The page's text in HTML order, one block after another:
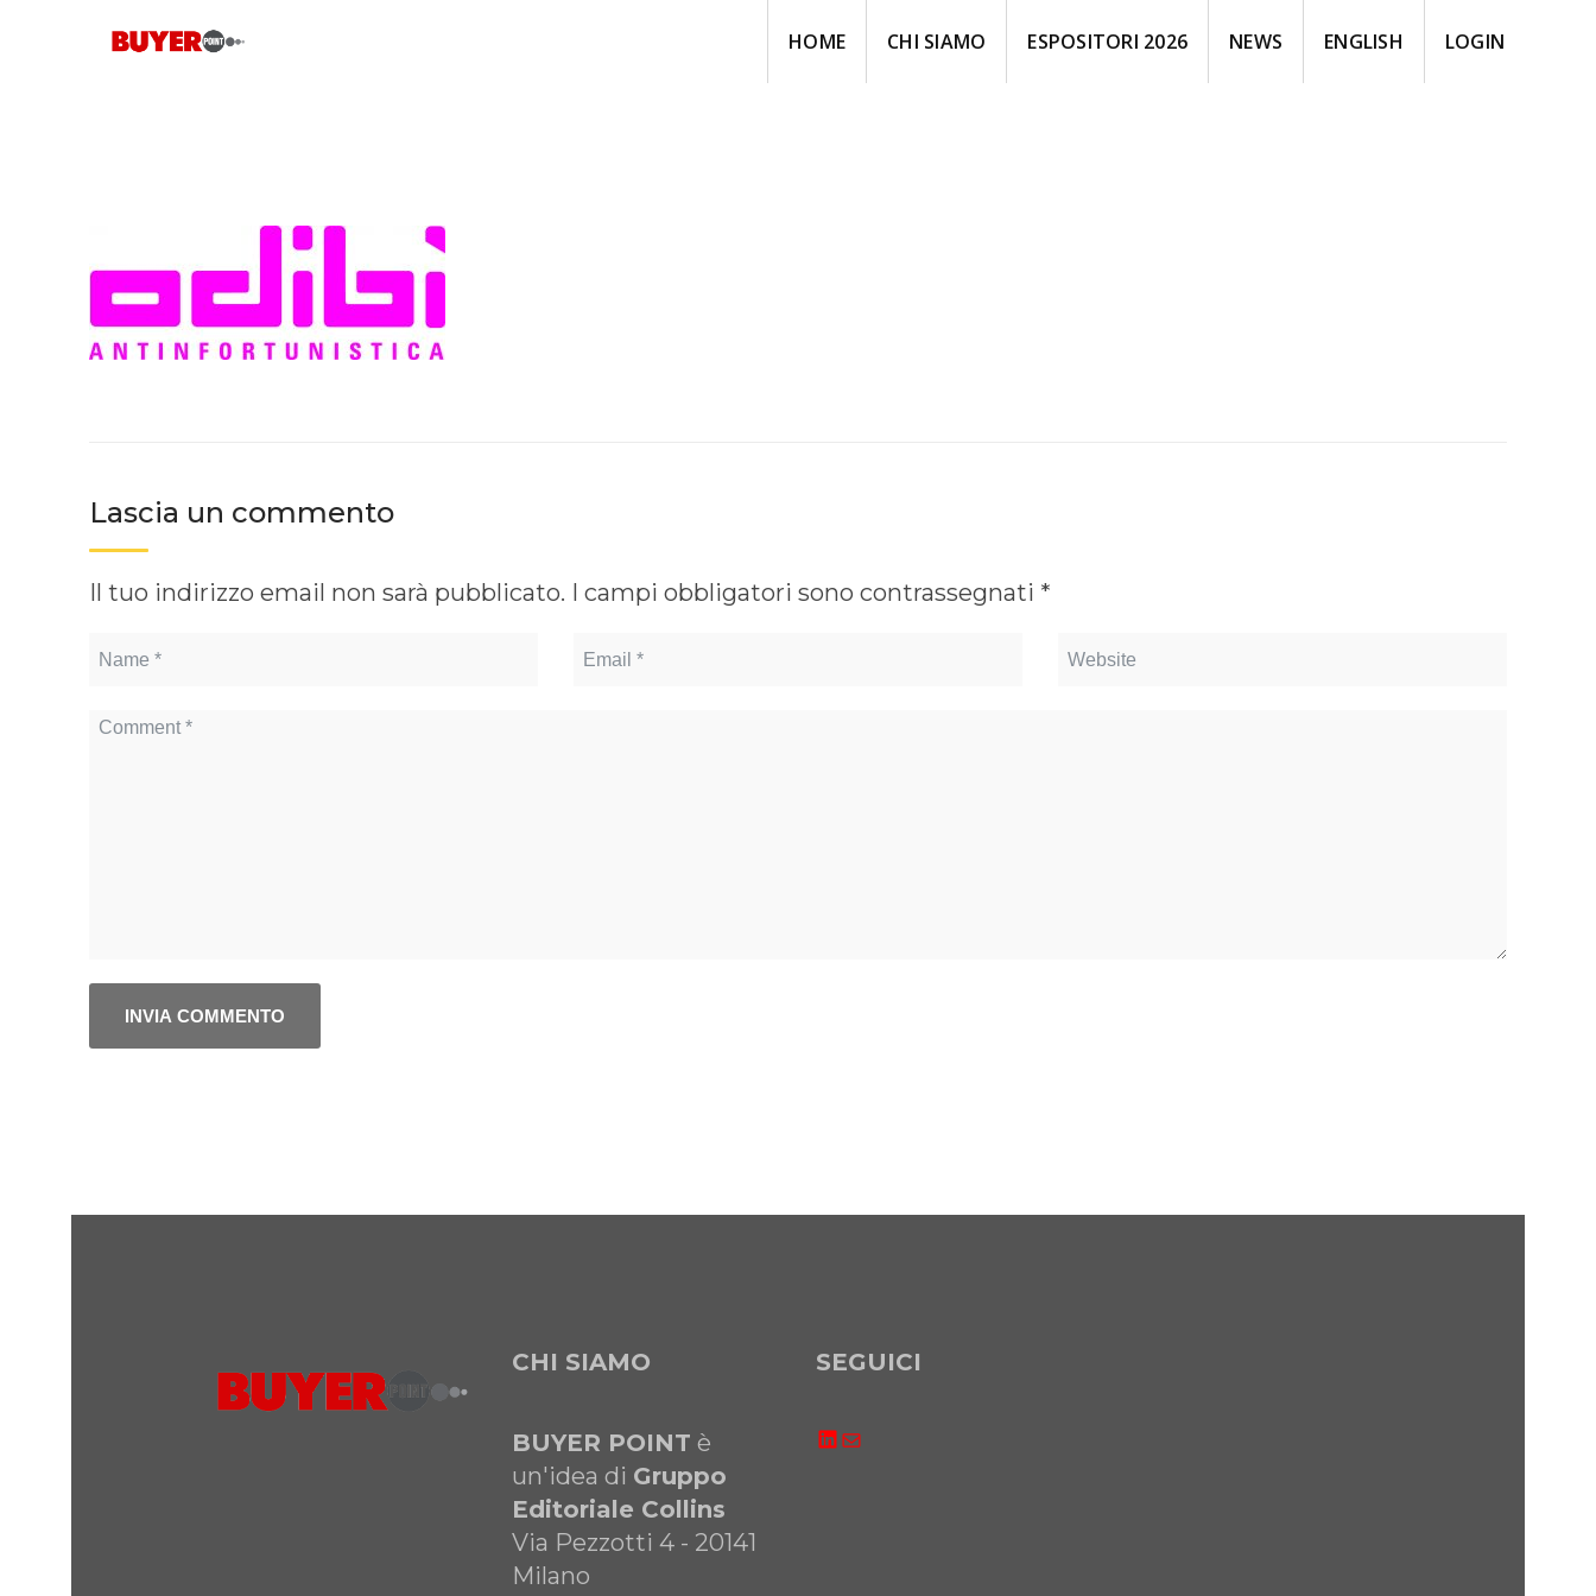
HOME CHI SIAMO ESPOSITORI 2026 NEWS ENGLISH LOGIN
Lascia un commento
Il tuo indirizzo email non sarà pubblicato. I campi obbligatori sono contrassegnati *
CHI SIAMO
BUYER POINT è
un'idea di Gruppo
Editoriale Collins
Via Pezzotti 4 - 20141
Milano
SEGUICI